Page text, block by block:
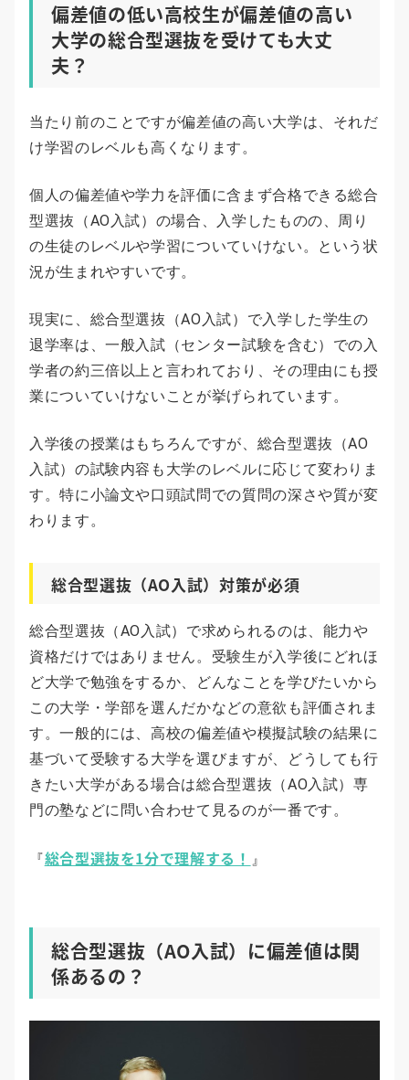
偏差値の低い高校生が偏差値の高い
大学の総合型選抜を受けても大丈
夫？
当たり前のことですが偏差値の高い大学は、それだ
け学習のレベルも高くなります。
個人の偏差値や学力を評価に含まず合格できる総合
型選抜（AO入試）の場合、入学したものの、周り
の生徒のレベルや学習についていけない。という状
況が生まれやすいです。
現実に、総合型選抜（AO入試）で入学した学生の
退学率は、一般入試（センター試験を含む）での入
学者の約三倍以上と言われており、その理由にも授
業についていけないことが挙げられています。
入学後の授業はもちろんですが、総合型選抜（AO
入試）の試験内容も大学のレベルに応じて変わりま
す。特に小論文や口頭試問での質問の深さや質が変
わります。
総合型選抜（AO入試）対策が必須
総合型選抜（AO入試）で求められるのは、能力や
資格だけではありません。受験生が入学後にどれほ
ど大学で勉強をするか、どんなことを学びたいから
この大学・学部を選んだかなどの意欲も評価されま
す。一般的には、高校の偏差値や模擬試験の結果に
基づいて受験する大学を選びますが、どうしても行
きたい大学がある場合は総合型選抜（AO入試）専
門の塾などに問い合わせて見るのが一番です。
『総合型選抜を1分で理解する！ 』
総合型選抜（AO入試）に偏差値は関
係あるの？